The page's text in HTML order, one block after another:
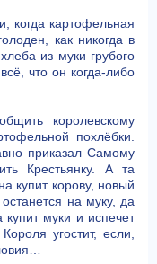
когда картофельная
как никогда в
из муки грубого
что он когда-либо
королевскому
похлёбки.
приказал Самому
Крестьянку. А та
купит корову, новый
на муку, да
муки и испечет
угостит, если,